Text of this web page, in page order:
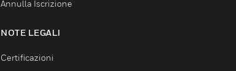
Annulla Iscrizione
NOTE LEGALI
Certificazioni